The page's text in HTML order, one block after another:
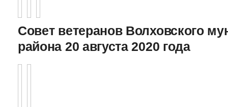
Совет ветеранов Волховского
района 20 августа 2020 года